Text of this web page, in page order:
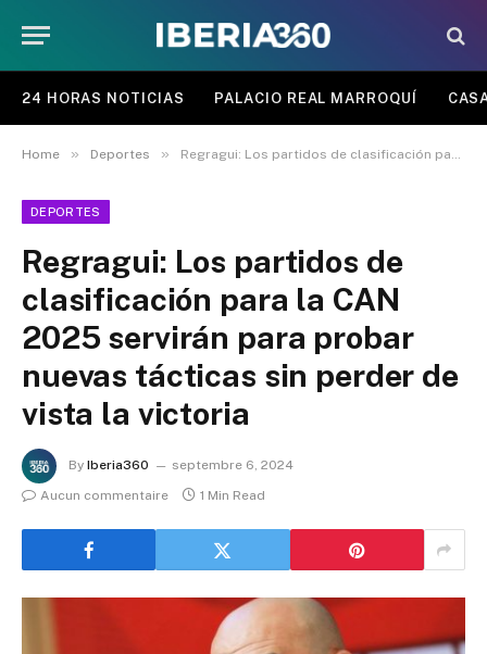
24 HORAS NOTICIAS PALACIO REAL MARROQUÍ
Home » Deportes » Regragui: Los partidos de clasificación para la CAN 2025 servirán para probar nuevas tácticas sin perder de vista la victoria
DEPORTES
Regragui: Los partidos de
clasificación para la CAN
2025 servirán para probar
nuevas tácticas sin perder de
vista la victoria
By Iberia360
septembre 6, 2024
Aucun commentaire
1 Min Read